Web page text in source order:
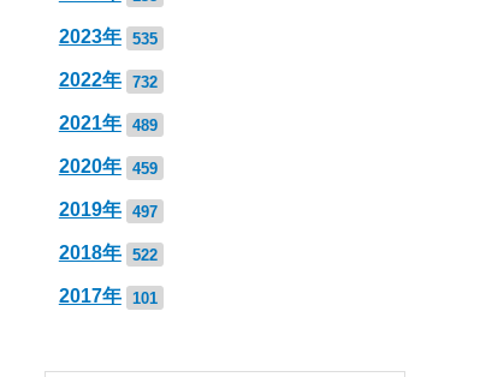
2023年 535
2022年 732
2021年 489
2020年 459
2019年 497
2018年 522
2017年 101